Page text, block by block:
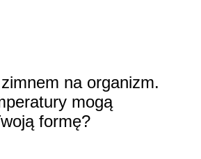
na organizm.
mogą
formę?